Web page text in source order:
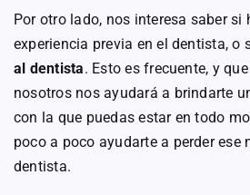
Por otro lado, nos interesa saber si
experiencia previa en el dentista, o
al dentista. Esto es frecuente, y
nosotros nos ayudará a brindarte
con la que puedas estar en todo
poco a poco ayudarte a perder ese
dentista.